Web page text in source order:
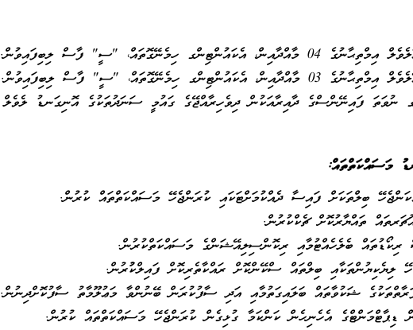
އެކައުންޓިންގ ހިމެނޭގޮތައް، "ސީ" ފާސް ލިބިފައިވުން.
އެކައުންޓިންގ ހިމެނޭގޮތައް، "ސީ" ފާސް ލިބިފައިވުން.
ފައިނޭންސްގެ ދާއިރާއަކުން ދިވެހިރާއްޖޭގެ ގައުމީ ސަނަދުތަކުގެ އޮނިގަނޑު ލެވެލް 4 ގެ ސަނަދެއް ހާސިލްކޮށްފައިވުން.
މަސައްކަތްތައް:
ބިލްތަކަށް ފައިސާ ދެއްކުމަށްޓަކައި ކުރަންޖެހޭ މަސައްކަތްތައް ކުރުން.
ތައްޔާރުކޮށް ޗެކްކުރުން.
ރިކޯޑުތައް ބެލެހެއްޓުމާއި ރިކޮންސިލިއޭޝަންގެ މަސައްކަތްކުރުން.
ލިޔެކިޔުންތަކާއި ބިލްތައް ސްކޭންކޮށް ރައްކާތެރިކޮށް ފައިލްކުުރުން.
ޝަކުވާތައް ބަލައިގަތުމާއި އަދި ސާފުކުރަން ބޭނުންވާ މަޢުލޫމާތު ސާފުކޮށްދިނުން.
ޑިޕާޓްމަންޓްގެ އެހެނިހެން ކަންކަމާ ގުޅިގެން ކުރަންޖެހޭ މަސައްކަތްތައް ކުރުން.